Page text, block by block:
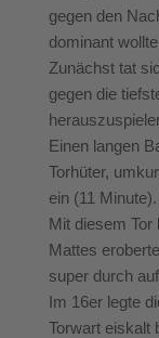
gegen den
dominant
Zunächst tat
gegen die
Einen langen
Torhüter,
ein (11 Minute).
Mit diesem
Mattes
super durch
Im 16er legte
Torwart eiskalt